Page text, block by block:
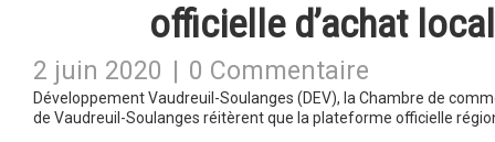
officielle d’achat local
2 juin 2020 0 Commentaire
Développement Vaudreuil-Soulanges (DEV), la Chambre de
de Vaudreuil-Soulanges réitèrent que la plateforme officielle